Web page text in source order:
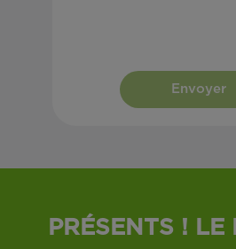
Envoyer
PRÉSENTS ! LE